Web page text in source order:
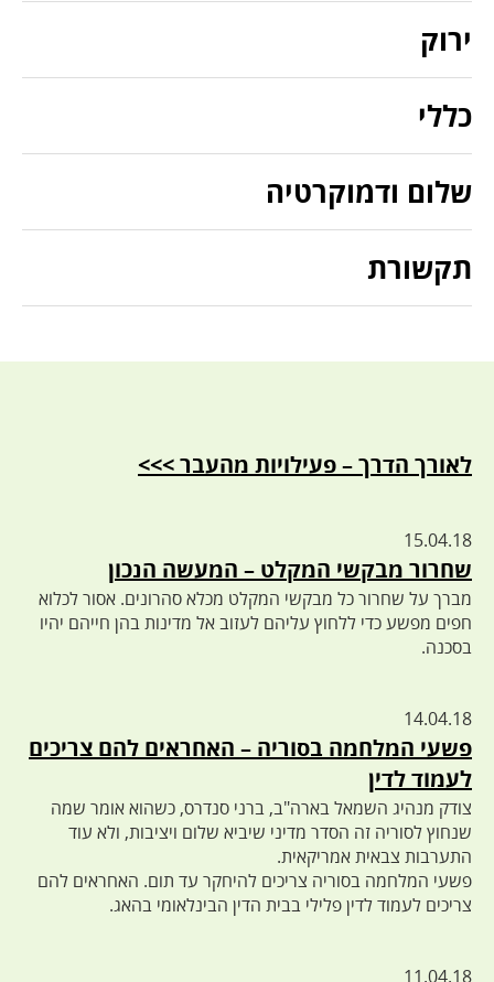
ירוק
כללי
שלום ודמוקרטיה
תקשורת
לאורך הדרך – פעילויות מהעבר >>>
15.04.18
שחרור מבקשי המקלט – המעשה הנכון
מברך על שחרור כל מבקשי המקלט מכלא סהרונים. אסור לכלוא
חפים מפשע כדי ללחוץ עליהם לעזוב אל מדינות בהן חייהם יהיו
בסכנה.
14.04.18
פשעי המלחמה בסוריה – האחראים להם צריכים
לעמוד לדין
צודק מנהיג השמאל בארה"ב, ברני סנדרס, כשהוא אומר שמה
שנחוץ לסוריה זה הסדר מדיני שיביא שלום ויציבות, ולא עוד
התערבות צבאית אמריקאית.
פשעי המלחמה בסוריה צריכים להיחקר עד תום. האחראים להם
צריכים לעמוד לדין פלילי בבית הדין הבינלאומי בהאג.
11.04.18